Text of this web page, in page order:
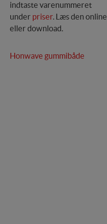
indtaste varenummeret
under priser. Læs den online
eller download.
Honwave gummibåde